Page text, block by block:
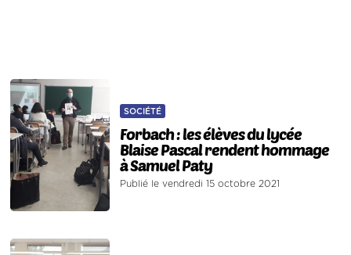
SOCIÉTÉ
Forbach : les élèves du lycée
Blaise Pascal rendent hommage
à Samuel Paty
Publié le vendredi 15 octobre 2021